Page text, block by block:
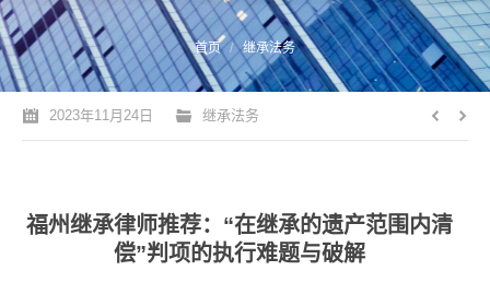
您的位置： 首页 继承法务
2023年11月24日 继承法务
福州继承律师推荐：“在继承的遗产范围内清
偿”判项的执行难题与破解